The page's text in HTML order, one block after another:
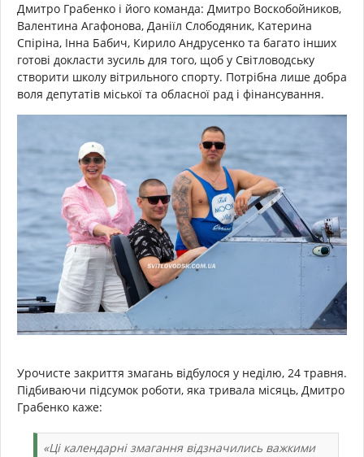
Дмитро Грабенко і його команда: Дмитро Воскобойников,
Валентина Агафонова, Даніїл Слободяник, Катерина
Спіріна, Інна Бабич, Кирило Андрусенко та багато інших
готові докласти зусиль для того, щоб у Світловодську
створити школу вітрильного спорту. Потрібна лише добра
воля депутатів міської та обласної рад і фінансування.
Урочисте закриття змагань відбулося у неділю, 24 травня.
Підбиваючи підсумок роботи, яка тривала місяць, Дмитро
Грабенко каже:
«Ці календарні змагання відзначились важкими